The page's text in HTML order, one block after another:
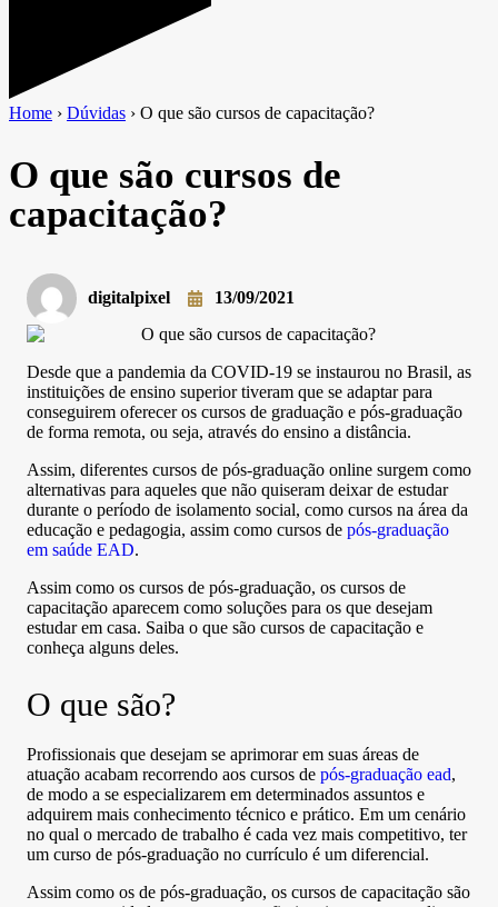
Home › Dúvidas › O que são cursos de capacitação?
O que são cursos de
capacitação?
digitalpixel 13/09/2021
Desde que a pandemia da COVID-19 se instaurou no Brasil, as
instituições de ensino superior tiveram que se adaptar para
conseguirem oferecer os cursos de graduação e pós-graduação
de forma remota, ou seja, através do ensino a distância.
Assim, diferentes cursos de pós-graduação online surgem como
alternativas para aqueles que não quiseram deixar de estudar
durante o período de isolamento social, como cursos na área da
educação e pedagogia, assim como cursos de pós-graduação
em saúde EAD.
Assim como os cursos de pós-graduação, os cursos de
capacitação aparecem como soluções para os que desejam
estudar em casa. Saiba o que são cursos de capacitação e
conheça alguns deles.
O que são?
Profissionais que desejam se aprimorar em suas áreas de
atuação acabam recorrendo aos cursos de pós-graduação ead,
de modo a se especializarem em determinados assuntos e
adquirem mais conhecimento técnico e prático. Em um cenário
no qual o mercado de trabalho é cada vez mais competitivo, ter
um curso de pós-graduação no currículo é um diferencial.
Assim como os de pós-graduação, os cursos de capacitação são